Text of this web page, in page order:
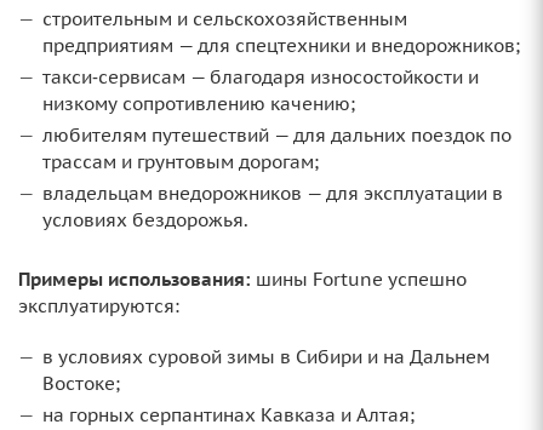
строительным и сельскохозяйственным
предприятиям — для спецтехники и внедорожников;
такси‑сервисам — благодаря износостойкости и
низкому сопротивлению качению;
любителям путешествий — для дальних поездок по
трассам и грунтовым дорогам;
владельцам внедорожников — для эксплуатации в
условиях бездорожья.
Примеры использования: шины Fortune успешно
эксплуатируются:
в условиях суровой зимы в Сибири и на Дальнем
Востоке;
на горных серпантинах Кавказа и Алтая;